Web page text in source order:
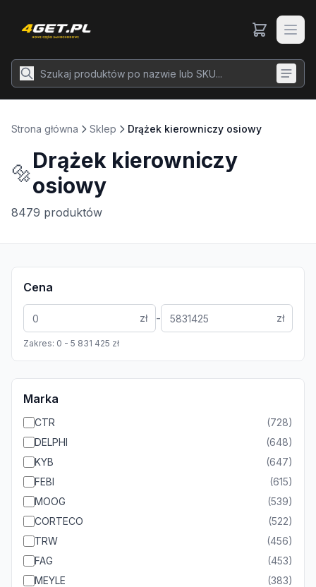
Strona główna Sklep Drążek kierowniczy osiowy
🔩Drążek kierowniczy
osiowy
8479 produktów
Cena
zł - zł
Zakres: 0 - 5 831 425 zł
Marka
CTR (728)
DELPHI
(648)
KYB
(647)
FEBI
(615)
MOOG
(539)
CORTECO
(522)
TRW
(456)
FAG
(453)
MEYLE
(383)